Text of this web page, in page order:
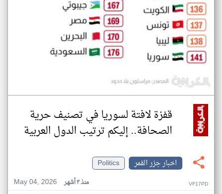
قفزة لافتة لسوريا في تصنيف حرية
الصحافة.. إليكم ترتيب الدول العربية
اخبار جزر القمر
Politics
May 04, 2026
منذ ٣ أشهر VF17PD